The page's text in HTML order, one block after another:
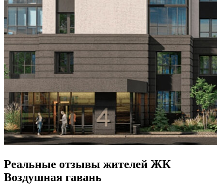
Реальные отзывы жителей ЖК
Воздушная гавань